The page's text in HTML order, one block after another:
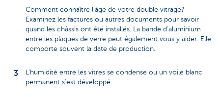
Comment connaître l'âge de votre double vitrage?
Examinez les factures ou autres documents pour savoir
quand les châssis ont été installés. La bande d’aluminium
entre les plaques de verre peut également vous y aider. Elle
comporte souvent la date de production.
L'humidité entre les vitres se condense ou un voile blanc
permanent s'est développé.